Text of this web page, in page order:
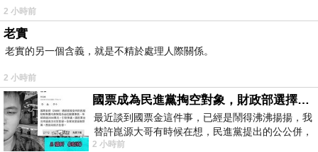
2 小時前
老實
老實的另一個含義，就是不精於處理人際關係。
2 小時前
國票成為民進黨掏空對象，財政部選擇性失憶
最近談到國票金這件事，已經是鬧得沸沸揚揚，我
替許崑源大哥有時候在想，民進黨提出的公公併，
其實就是想要國庫通黨庫，鬧出最大的醜
2 小時前